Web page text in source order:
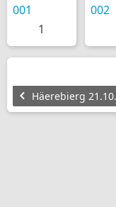
1
Häerebierg